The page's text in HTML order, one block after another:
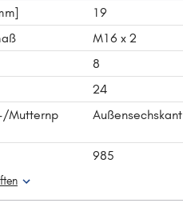
19
M16 x 2
8
24
Mutternp
Außensechskant
985